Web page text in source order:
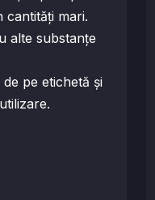
cantități mari.
alte substanțe
de pe etichetă și